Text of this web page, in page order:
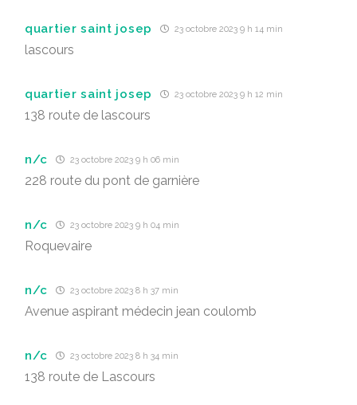
quartier saint josep 23 octobre 2023 9 h 14 min
lascours
quartier saint josep 23 octobre 2023 9 h 12 min
138 route de lascours
n/c 23 octobre 2023 9 h 06 min
228 route du pont de garnière
n/c 23 octobre 2023 9 h 04 min
Roquevaire
n/c 23 octobre 2023 8 h 37 min
Avenue aspirant médecin jean coulomb
n/c 23 octobre 2023 8 h 34 min
138 route de Lascours